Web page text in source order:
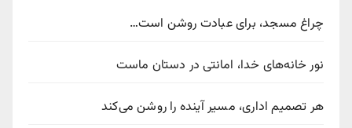
چراغ مسجد، برای عبادت روشن است…
نور خانه‌های خدا، امانتی در دستان ماست
هر تصمیم اداری، مسیر آینده را روشن می‌کند